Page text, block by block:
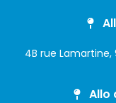
4B rue Lamartine,
Allo